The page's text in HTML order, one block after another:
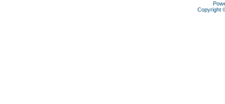
Copyright